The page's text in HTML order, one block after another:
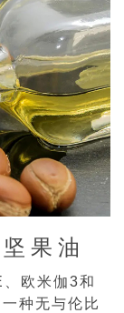
果油
欧米伽3和
种无与伦比